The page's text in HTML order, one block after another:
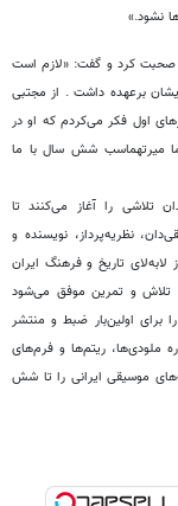
نشود.»
صحبت کرد و گفت: «لازم است
برعهده داشت . از مجتبی
اول فکر می‌کردم که او در
میرتهماسب شش سال با ما
تلاشی را آغاز می‌کنند تا
نظریه‌پرداز، نویسنده و
تاریخ و فرهنگ ایران
تلاش و تمرین موفق می‌شود
برای اولین‌بار ضبط و منتشر
ملودی‌ها، ریتم‌ها و فرم‌های
موسیقی ایرانی را تا شش